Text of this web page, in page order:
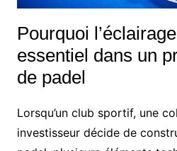
Pourquoi
essentiel dans un
de padel
Lorsqu’un club sportif, une
investisseur décide de